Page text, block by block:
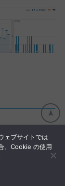
クセスした場
す。
ェブサイトでは
、Cookie の使用